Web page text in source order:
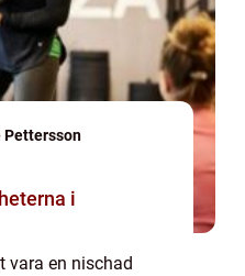
Pettersson
i
vara en nischad